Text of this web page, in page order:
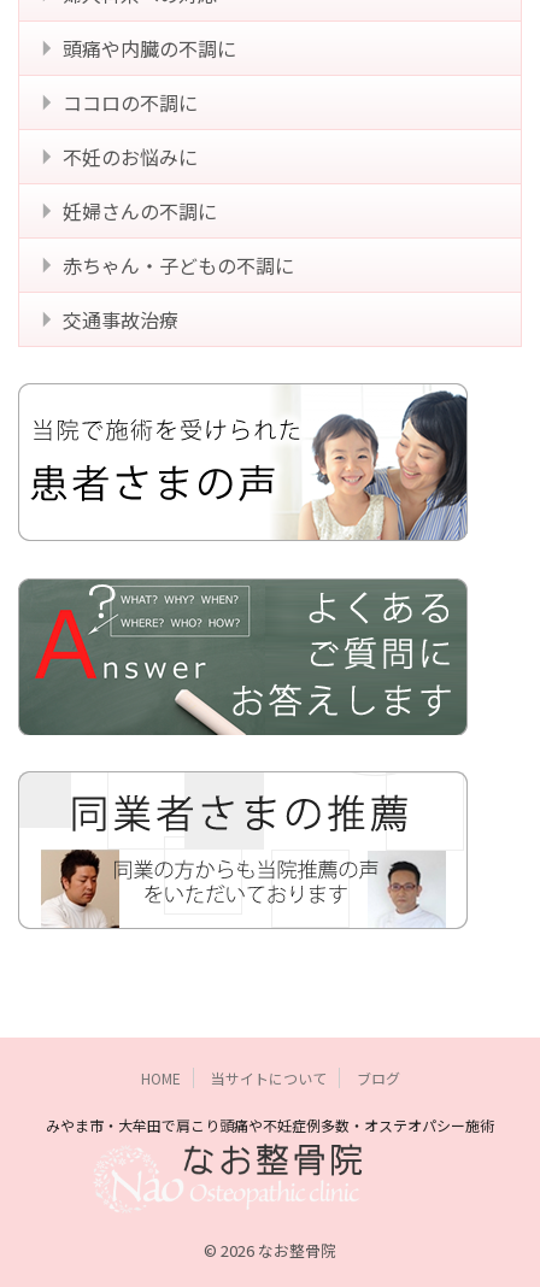
頭痛や内臓の不調に
ココロの不調に
不妊のお悩みに
妊婦さんの不調に
赤ちゃん・子どもの不調に
交通事故治療
HOME 当サイトについて ブログ
みやま市・大牟田で肩こり頭痛や不妊症例多数・オステオパシー施術
© 2026 なお整骨院